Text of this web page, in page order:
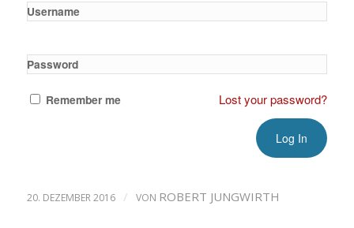
Username
Password
Remember me Lost your password?
20. DEZEMBER 2016 / VON ROBERT JUNGWIRTH